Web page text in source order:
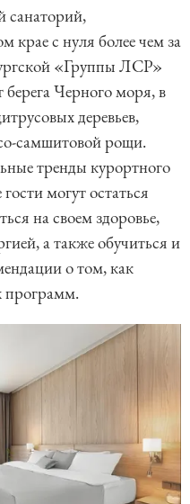
крае с нуля более чем за
«Группы ЛСР»
берега Черного моря, в
деревьев,
самшитовой рощи.
тренды курортного
могут остаться
на своем здоровье,
а также обучиться и
о том, как
программ.